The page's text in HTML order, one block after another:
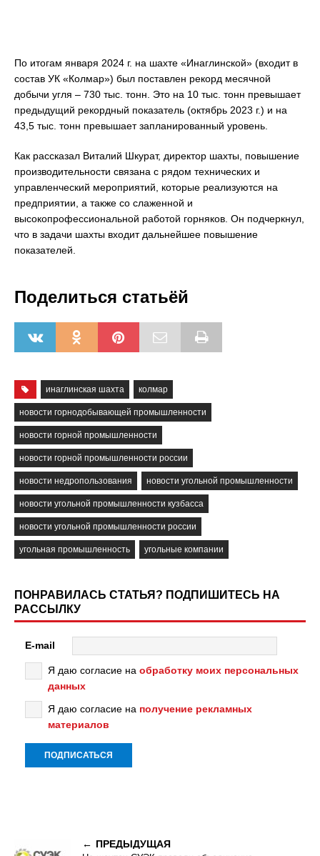
По итогам января 2024 г. на шахте «Инаглинской» (входит в
состав УК «Колмар») был поставлен рекорд месячной
добычи угля – 730 тыс. тонн. Это на 10 тыс. тонн превышает
предыдущий рекордный показатель (октябрь 2023 г.) и на
43,5 тыс. тонн превышает запланированный уровень.
Как рассказал Виталий Шкурат, директор шахты, повышение
производительности связана с рядом технических и
управленческий мероприятий, которые реализуются на
предприятии, а также со слаженной и
высокопрофессиональной работой горняков. Он подчеркнул,
что в задачи шахты входит дальнейшее повышение
показателей.
Поделиться статьёй
инаглинская шахта колмар
новости горнодобывающей промышленности
новости горной промышленности
новости горной промышленности россии
новости недропользования новости угольной промышленности
новости угольной промышленности кузбасса
новости угольной промышленности россии
угольная промышленность угольные компании
ПОНРАВИЛАСЬ СТАТЬЯ? ПОДПИШИТЕСЬ НА
РАССЫЛКУ
E-mail
Я даю согласие на обработку моих персональных
данных
Я даю согласие на получение рекламных
материалов
ПРЕДЫДУЩАЯ